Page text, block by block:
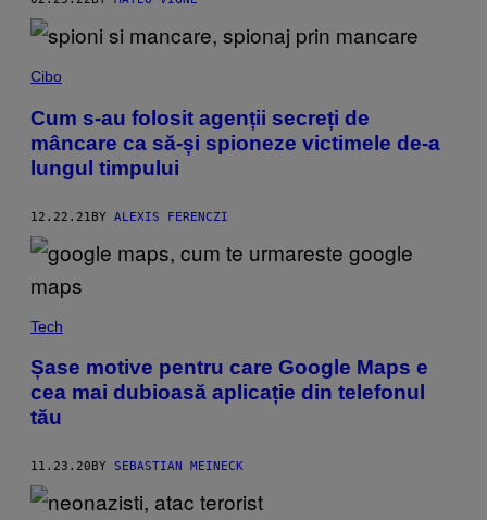
Cibo
Cum s-au folosit agenții secreți de
mâncare ca să-și spioneze victimele de-a
lungul timpului
12.22.21 BY ALEXIS FERENCZI
Tech
Șase motive pentru care Google Maps e
cea mai dubioasă aplicație din telefonul
tău
11.23.20 BY SEBASTIAN MEINECK